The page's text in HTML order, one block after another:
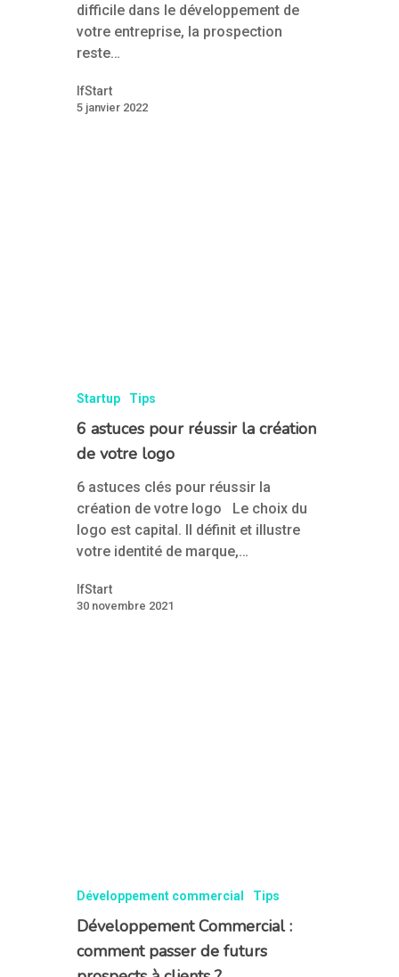
difficile dans le développement de
votre entreprise, la prospection
reste…
IfStart
5 janvier 2022
Startup Tips
6 astuces pour réussir la création
de votre logo
6 astuces clés pour réussir la
création de votre logo Le choix du
logo est capital. Il définit et illustre
votre identité de marque,…
IfStart
30 novembre 2021
Développement commercial Tips
Développement Commercial :
comment passer de futurs